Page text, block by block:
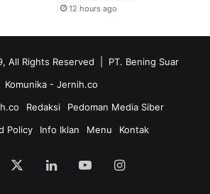
12 hours ago
All Rights Reserved | PT. Bening Suar
Komunika - Jernih.co
Redaksi
Pedoman Media Siber
Policy
Info Iklan Menu Kontak
LinkedInYouTubeInstagram